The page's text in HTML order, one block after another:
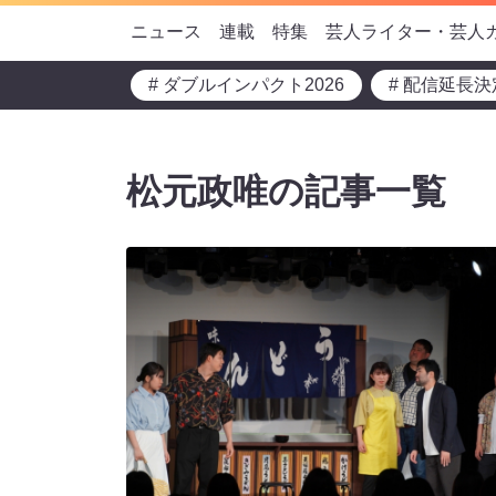
ニュース 連載 特集 芸人ライター・芸人
# ダブルインパクト2026 # 配信延長決
松元政唯の記事一覧